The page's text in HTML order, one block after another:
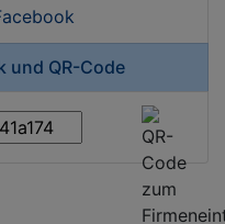
und QR-Code